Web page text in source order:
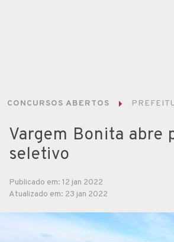
CONCURSOS ABERTOS
Vargem Bonita abre
seletivo
Publicado em: 12 jan 2022
Atualizado em: 23 jan 2022